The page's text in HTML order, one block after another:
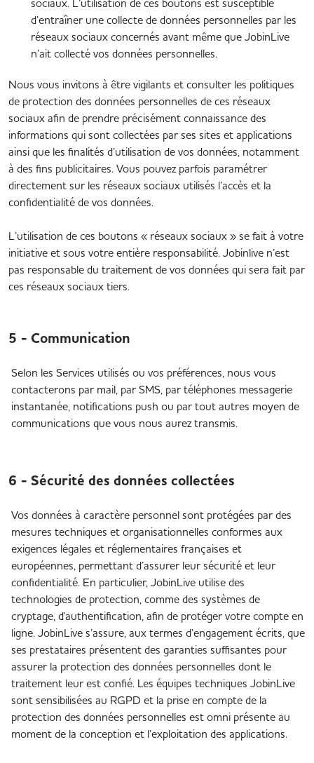
sociaux. L’utilisation de ces boutons est susceptible
d’entraîner une collecte de données personnelles par les
réseaux sociaux concernés avant même que JobinLive
n’ait collecté vos données personnelles.
Nous vous invitons à être vigilants et consulter les politiques
de protection des données personnelles de ces réseaux
sociaux afin de prendre précisément connaissance des
informations qui sont collectées par ses sites et applications
ainsi que les finalités d’utilisation de vos données, notamment
à des fins publicitaires. Vous pouvez parfois paramétrer
directement sur les réseaux sociaux utilisés l’accès et la
confidentialité de vos données.
L’utilisation de ces boutons « réseaux sociaux » se fait à votre
initiative et sous votre entière responsabilité. Jobinlive n’est
pas responsable du traitement de vos données qui sera fait par
ces réseaux sociaux tiers.
5 - Communication
Selon les Services utilisés ou vos préférences, nous vous
contacterons par mail, par SMS, par téléphones messagerie
instantanée, notifications push ou par tout autres moyen de
communications que vous nous aurez transmis.
6 - Sécurité des données collectées
Vos données à caractère personnel sont protégées par des
mesures techniques et organisationnelles conformes aux
exigences légales et réglementaires françaises et
européennes, permettant d’assurer leur sécurité et leur
confidentialité. En particulier, JobinLive utilise des
technologies de protection, comme des systèmes de
cryptage, d'authentification, afin de protéger votre compte en
ligne. JobinLive s’assure, aux termes d’engagement écrits, que
ses prestataires présentent des garanties suffisantes pour
assurer la protection des données personnelles dont le
traitement leur est confié. Les équipes techniques JobinLive
sont sensibilisées au RGPD et la prise en compte de la
protection des données personnelles est omni présente au
moment de la conception et l’exploitation des applications.